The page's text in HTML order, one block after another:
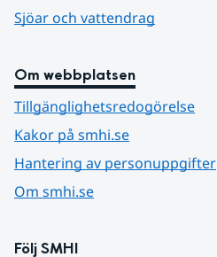
Sjöar och vattendrag
Om webbplatsen
Tillgänglighetsredogörelse
Kakor på smhi.se
Hantering av personuppgifter
Om smhi.se
Följ SMHI